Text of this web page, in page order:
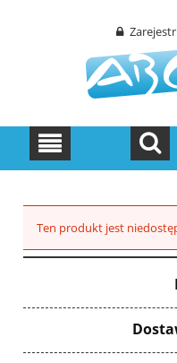
Ten produkt jest